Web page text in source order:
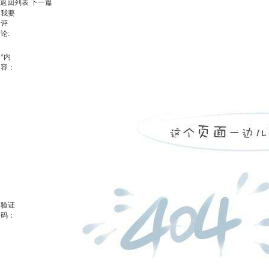
返回列表 下一篇
我要
评
论:
*内
容：
验证
码：